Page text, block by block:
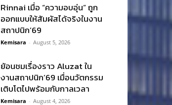
Rinnai เมื่อ “ความอบอุ่น” ถูก
ออกแบบให้สัมผัสได้จริงในงาน
สถาปนิก’69
Kemisara - August 5, 2026
ย้อนชมเรื่องราว Aluzat ใน
งานสถาปนิก’69 เมื่อนวัตกรรม
เติบโตไปพร้อมกับกาลเวลา
Kemisara - August 4, 2026